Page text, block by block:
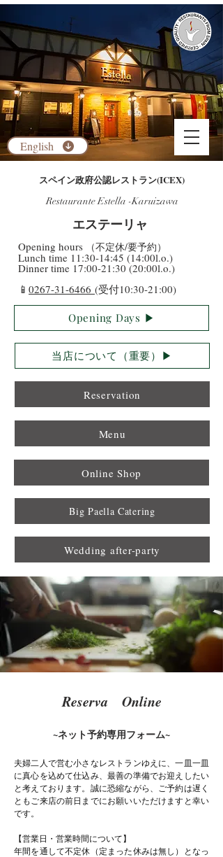
​スペイン政府公認レストラン(ICEX)
Restaurante Estella -Karuizawa
​エステーリャ
​Opening hours （不定休/要予約）
​Lunch time 11:30-14:45 (14:00l.o.)
Dinner time 17:00-21:30 (20:00l.o.)
​📱 0267-31-6466 (受付10:30-21:00)
Opening Days ▶︎
Reservation
Menu
Online Shop
当店について（重要）▶︎
English
Big Paella Catering
Wedding after-party
Reserva Online
~ネット予約専用フォーム~
夫婦二人で営む小さなレストランゆえに、一皿一皿
に真心を込めて仕込み、最善の準備でお迎えしたい
と考えております。誠に恐縮ながら、ご予約は遅く
ともご来店の前日までにお願いいただけますと幸い
です。
【営業日・営業時間について】
年間を通して不定休（定まった休みは無し）となっ